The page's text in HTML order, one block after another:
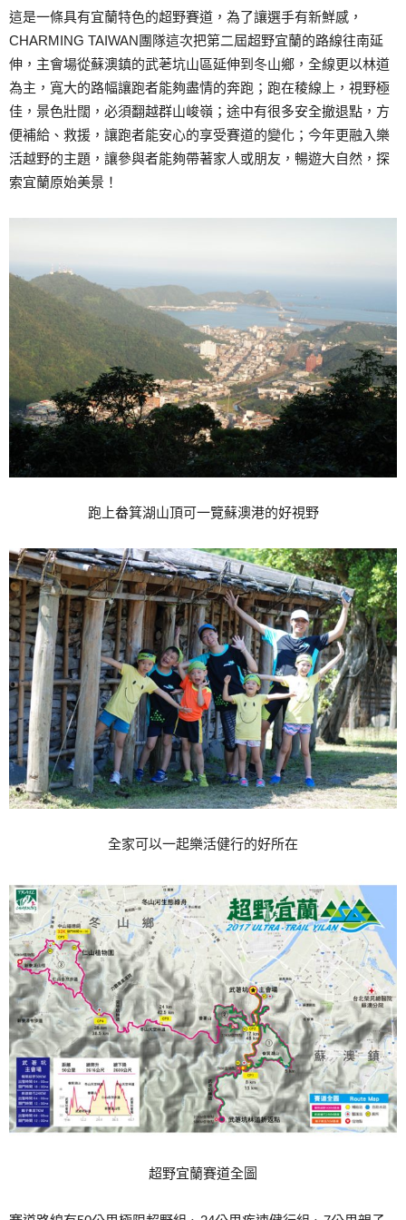
這是一條具有宜蘭特色的超野賽道，為了讓選手有新鮮感，
CHARMING TAIWAN團隊這次把第二屆超野宜蘭的路線往南延
伸，主會場從蘇澳鎮的武荖坑山區延伸到冬山鄉，全線更以林道
為主，寬大的路幅讓跑者能夠盡情的奔跑；跑在稜線上，視野極
佳，景色壯闊，必須翻越群山峻嶺；途中有很多安全撤退點，方
便補給、救援，讓跑者能安心的享受賽道的變化；今年更融入樂
活越野的主題，讓參與者能夠帶著家人或朋友，暢遊大自然，探
索宜蘭原始美景！
跑上畚箕湖山頂可一覽蘇澳港的好視野
全家可以一起樂活健行的好所在
超野宜蘭賽道全圖